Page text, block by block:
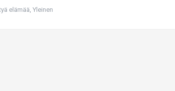
elämää,Yleinen